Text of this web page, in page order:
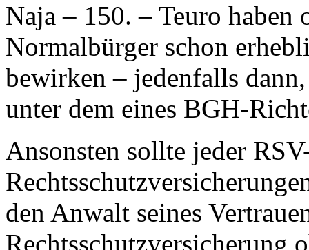
Naja – 150. – Teuro haben
Normalbürger schon
bewirken – jedenfalls
unter dem eines BGH-
Ansonsten sollte jeder
den Anwalt seines
Rechtsschutzversicherung